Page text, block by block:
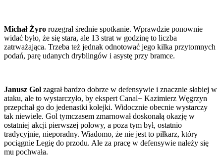
Michał Żyro rozegrał średnie spotkanie. Wprawdzie ponownie
widać było, że się stara, ale 13 strat w godzinę to liczba
zatrważająca. Trzeba też jednak odnotować jego kilka przytomnych
podań, parę udanych dryblingów i asystę przy bramce.
Janusz Gol zagrał bardzo dobrze w defensywie i znacznie słabiej w
ataku, ale to wystarczyło, by ekspert Canal+ Kazimierz Węgrzyn
przepchał go do jedenastki kolejki. Widocznie obecnie wystarczy
tak niewiele. Gol tymczasem zmarnował doskonałą okazję w
ostatniej akcji pierwszej połowy, a poza tym był, ostatnio
tradycyjnie, nieporadny. Wiadomo, że nie jest to piłkarz, który
pociągnie Legię do przodu. Ale za pracę w defensywie należy się
mu pochwała.